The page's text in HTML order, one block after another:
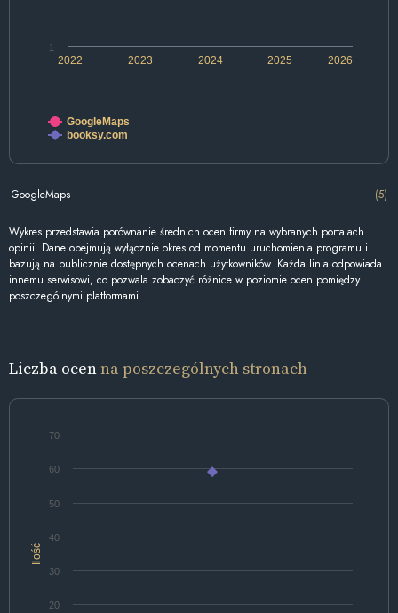
2022 2024 2026
2023 2025
1
GoogleMaps
booksy.com
GoogleMaps (5)
Wykres przedstawia porównanie średnich ocen firmy na wybranych portalach
opinii. Dane obejmują wyłącznie okres od momentu uruchomienia programu i
bazują na publicznie dostępnych ocenach użytkowników. Każda linia odpowiada
innemu serwisowi, co pozwala zobaczyć różnice w poziomie ocen pomiędzy
poszczególnymi platformami.
Liczba ocenna poszczególnych stronach
Ilość
20
30
40
50
60
70